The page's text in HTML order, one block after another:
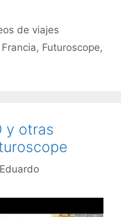
de viajes
Francia, Futuroscope,
y otras
Eduardo